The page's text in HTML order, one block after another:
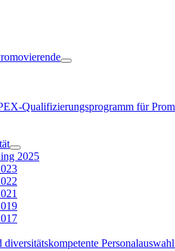
Qualifizierungsprogramm für
2025